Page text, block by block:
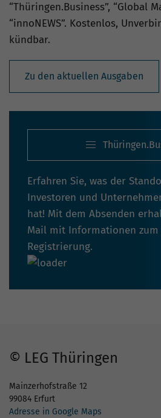
“Thüringen.Business”, “Global
“innoNEWS”. Kostenlos,
kündbar.
Zu den aktuellen Ausgaben
Erfahren Sie, was der
Investoren und
hat! Mit dem Absenden
Mail mit Informationen zum
Registrierung.
© LEG Thüringen
Mainzerhofstraße 12
99084 Erfurt
Adresse in Google Maps